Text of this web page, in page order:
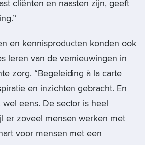
cliënten en naasten zijn, geeft
en kennisproducten konden ook
leren van de vernieuwingen in
zorg. “Begeleiding à la carte
en inzichten gebracht. En
wel eens. De sector is heel
er zoveel mensen werken met
voor mensen met een